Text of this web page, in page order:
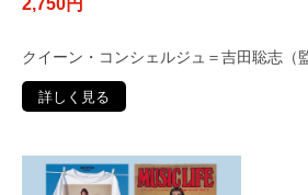
2,750円
クイーン・コンシェルジュ＝吉田聡志（
詳しく見る